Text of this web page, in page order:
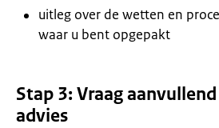
uitleg over de wetten en
waar u bent opgepakt
Stap 3: Vraag
advies